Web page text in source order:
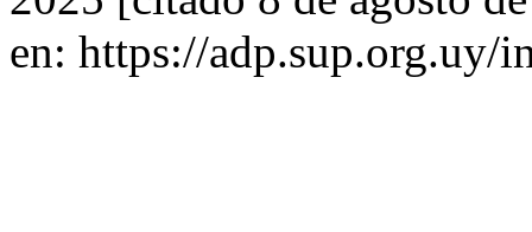
en: https://adp.sup.org.uy/